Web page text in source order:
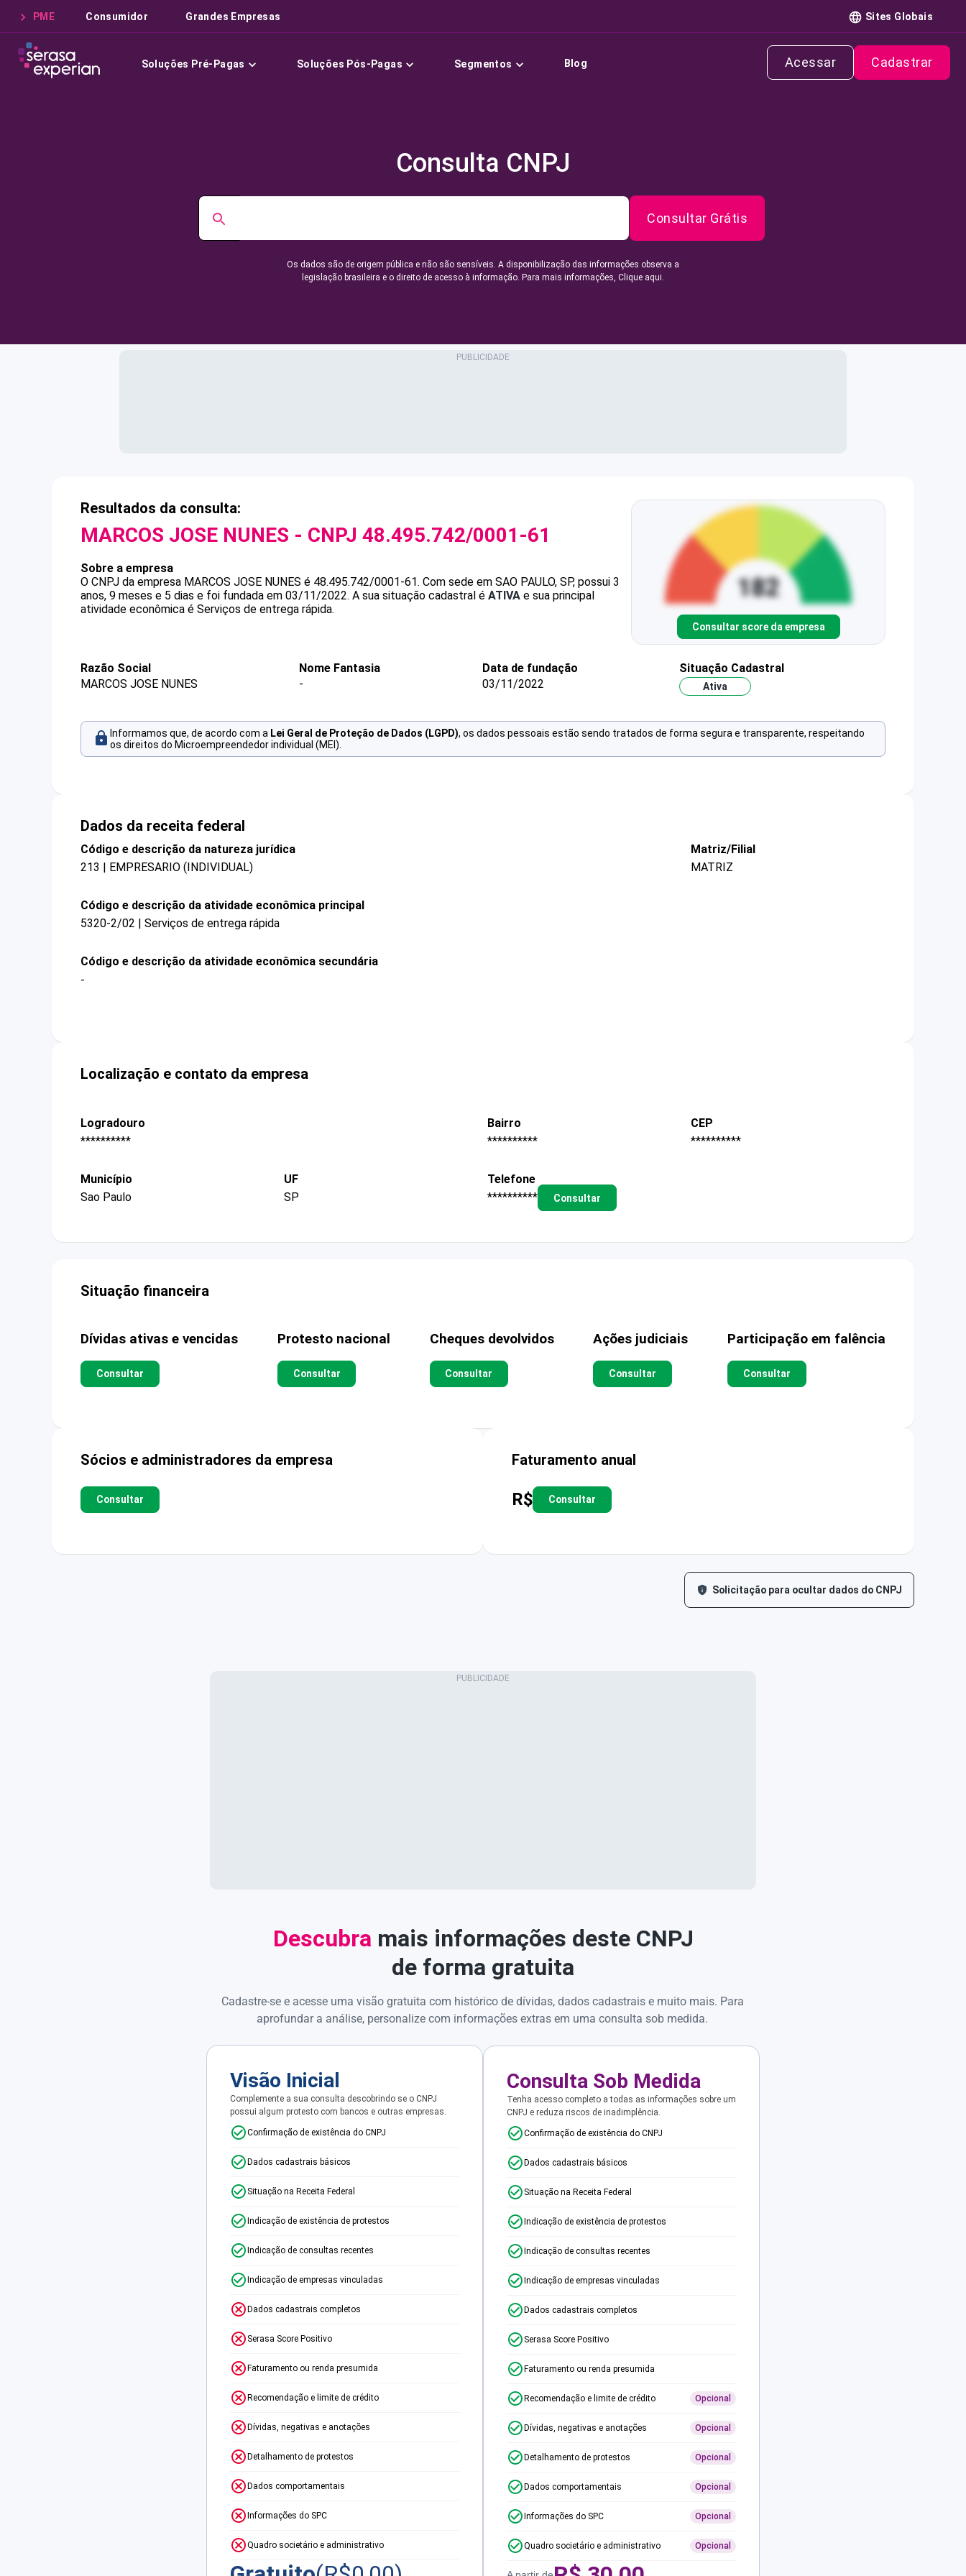
PME Consumidor Grandes Empresas Sites Globais
Soluções Pré-Pagas Soluções Pós-Pagas Segmentos Blog Acessar Cadastrar
Consulta CNPJ
Consultar Grátis
Os dados são de origem pública e não são sensíveis. A disponibilização das informações observa a
legislação brasileira e o direito de acesso à informação. Para mais informações, Clique aqui.
Resultados da consulta:
MARCOS JOSE NUNES - CNPJ 48.495.742/0001-61
Sobre a empresa
O CNPJ da empresa MARCOS JOSE NUNES é 48.495.742/0001-61. Com sede em SAO PAULO, SP, possui 3
anos, 9 meses e 5 dias e foi fundada em 03/11/2022. A sua situação cadastral é ATIVA e sua principal
atividade econômica é Serviços de entrega rápida.
Consultar score da empresa
Razão Social
MARCOS JOSE NUNES
Nome Fantasia
-
Data de fundação
03/11/2022
Situação Cadastral
Ativa
Informamos que, de acordo com a Lei Geral de Proteção de Dados (LGPD), os dados pessoais estão sendo tratados de forma segura e transparente, respeitando
os direitos do Microempreendedor individual (MEI).
Dados da receita federal
Código e descrição da natureza jurídica
213 | EMPRESARIO (INDIVIDUAL)
Matriz/Filial
MATRIZ
Código e descrição da atividade econômica principal
5320-2/02 | Serviços de entrega rápida
Código e descrição da atividade econômica secundária
-
Localização e contato da empresa
Logradouro
**********
Bairro
**********
CEP
**********
Município
Sao Paulo
UF
SP
Telefone
**********
Consultar
Situação financeira
Dívidas ativas e vencidas
Consultar
Protesto nacional
Consultar
Cheques devolvidos
Consultar
Ações judiciais
Consultar
Participação em falência
Consultar
Sócios e administradores da empresa
Consultar
Faturamento anual
R$ Consultar
Solicitação para ocultar dados do CNPJ
Descubra mais informações deste CNPJ
de forma gratuita
Cadastre-se e acesse uma visão gratuita com histórico de dívidas, dados cadastrais e muito mais. Para
aprofundar a análise, personalize com informações extras em uma consulta sob medida.
Visão Inicial
Complemente a sua consulta descobrindo se o CNPJ
possui algum protesto com bancos e outras empresas.
Confirmação de existência do CNPJ
Dados cadastrais básicos
Situação na Receita Federal
Indicação de existência de protestos
Indicação de consultas recentes
Indicação de empresas vinculadas
Dados cadastrais completos
Serasa Score Positivo
Faturamento ou renda presumida
Recomendação e limite de crédito
Dívidas, negativas e anotações
Detalhamento de protestos
Dados comportamentais
Informações do SPC
Quadro societário e administrativo
Consulta Sob Medida
Tenha acesso completo a todas as informações sobre um
CNPJ e reduza riscos de inadimplência.
Confirmação de existência do CNPJ
Dados cadastrais básicos
Situação na Receita Federal
Indicação de existência de protestos
Indicação de consultas recentes
Indicação de empresas vinculadas
Dados cadastrais completos
Serasa Score Positivo
Faturamento ou renda presumida
Recomendação e limite de crédito Opcional
Dívidas, negativas e anotações Opcional
Detalhamento de protestos Opcional
Dados comportamentais Opcional
Informações do SPC Opcional
Quadro societário e administrativo Opcional